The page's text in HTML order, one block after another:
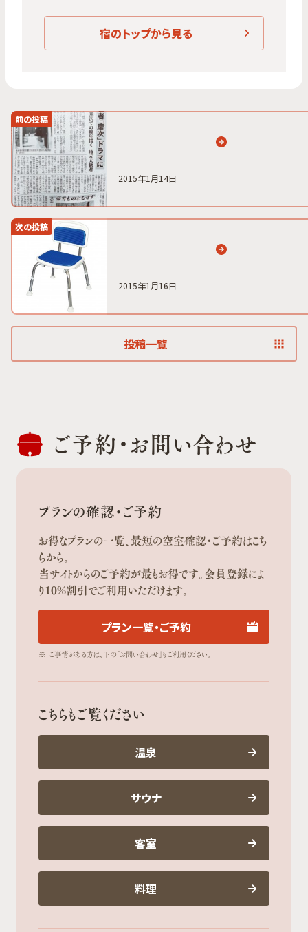
宿のトップから見る
前の投稿
2015年1月14日
次の投稿
2015年1月16日
投稿一覧
ご予約・お問い合わせ
プランの確認・ご予約
お得なプランの一覧、最短の空室確認・ご予約はこち
らから。
当サイトからのご予約が最もお得です。会員登録によ
り10%割引でご利用いただけます。
プラン一覧・ご予約
※ ご事情がある方は、下の「お問い合わせ」もご利用ください。
こちらもご覧ください
温泉
サウナ
客室
料理